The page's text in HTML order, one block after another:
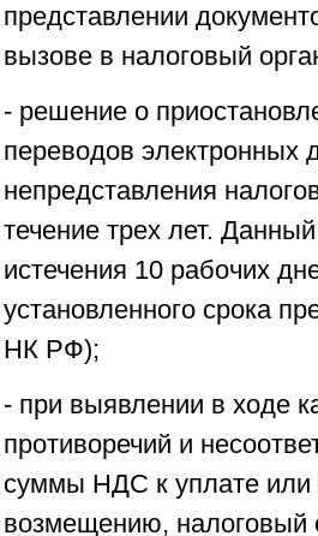
представлении
вызове в налоговый
- решение о
переводов электронных
непредставления
течение трех лет.
истечения 10 рабочих
установленного срока
НК РФ);
- при выявлении в ходе
противоречий и
суммы НДС к уплате
возмещению, налоговый